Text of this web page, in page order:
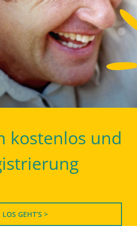
kostenlos und
LOS GEHT’S >